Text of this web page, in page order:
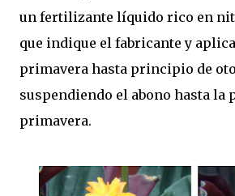
un fertilizante líquido rico en
que indique el fabricante y
primavera hasta principio de
suspendiendo el abono hasta la
primavera.